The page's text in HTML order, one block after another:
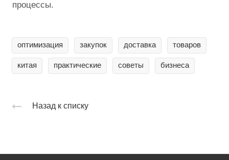
процессы.
оптимизация закупок доставка товаров
китая практические советы бизнеса
Назад к списку